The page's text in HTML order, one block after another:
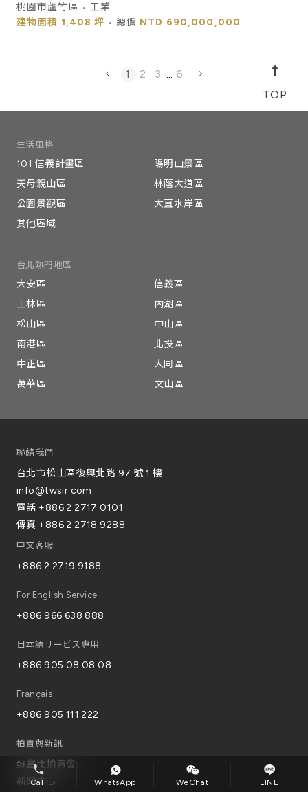
桃園市蘆竹區 • 工業
建物面積 1,408 坪 • 總價 NTD 690,000,000
1 2 3 ... 6
生活風格
101 信義計畫區
陽明山景區
天母親山區
林蔭大道區
公園景觀區
大直水岸區
其他區域
台北熱門地區
大安區
信義區
士林區
內湖區
松山區
中山區
南港區
北投區
中正區
大同區
萬華區
文山區
聯絡我們
台北市松山區復興北路 97 號 1 樓
info@twsir.com
電話 +886 2 2717 0101
傳真 +886 2 2718 9288
中文客服
+886 2 2719 9188
For English Service
+886 966 638 888
日本語サービス專用
+886 905 08 08 08
Français
+886 905 111 222
拍賣與新訊
蘇富比拍賣會
新聞中心